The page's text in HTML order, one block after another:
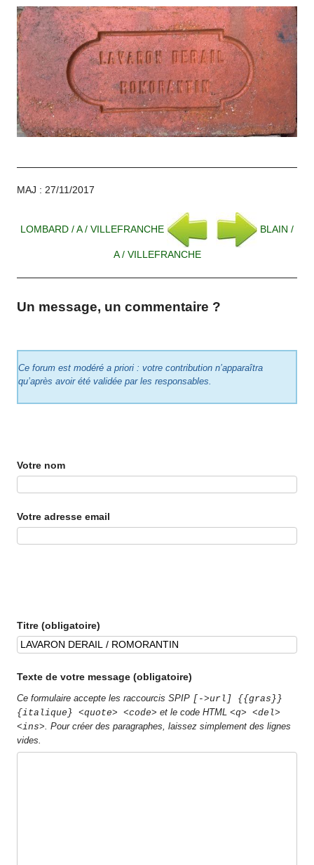
MAJ : 27/11/2017
LOMBARD / A / VILLEFRANCHE BLAIN /
A / VILLEFRANCHE
Un message, un commentaire ?
Ce forum est modéré a priori : votre contribution n’apparaîtra
qu’après avoir été validée par les responsables.
Votre nom
Votre adresse email
Titre (obligatoire)
Texte de votre message (obligatoire)
Ce formulaire accepte les raccourcis SPIP [->url] {{gras}}
{italique} <quote> <code> et le code HTML<q> <del>
<ins>. Pour créer des paragraphes, laissez simplement des lignes
vides.